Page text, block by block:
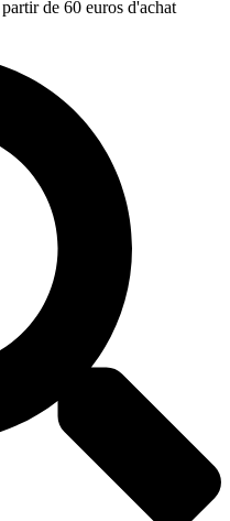
de 60 euros d'achat